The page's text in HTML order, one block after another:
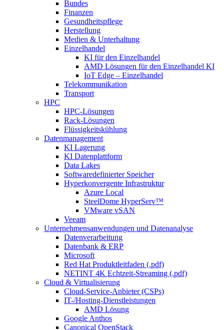
Bundes
Finanzen
Gesundheitspflege
Herstellung
Medien & Unterhaltung
Einzelhandel
KI für den Einzelhandel
AMD Lösungen für den Einzelhandel KI
IoT Edge – Einzelhandel
Telekommunikation
Transport
HPC
HPC-Lösungen
Rack-Lösungen
Flüssigkeitskühlung
Datenmanagement
KI Lagerung
KI Datenplattform
Data Lakes
Softwaredefinierter Speicher
Hyperkonvergente Infrastruktur
Azure Local
SteelDome HyperServ™
VMware vSAN
Veeam
Unternehmensanwendungen und Datenanalyse
Datenverarbeitung
Datenbank & ERP
Microsoft
Red Hat Produktleitfaden (.pdf)
NETINT 4K Echtzeit-Streaming (.pdf)
Cloud & Virtualisierung
Cloud-Service-Anbieter (CSPs)
IT-/Hosting-Dienstleistungen
AMD Lösung
Google Anthos
Canonical OpenStack